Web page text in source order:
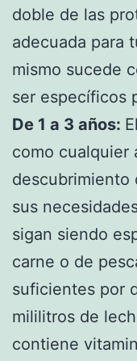
doble de las
adecuada para
mismo sucede
ser específicos
De 1 a 3 años:
como cualquier
descubrimiento
sus
sigan siendo
carne o de
suficientes por
mililitros de
contiene